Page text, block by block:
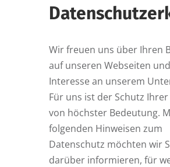
Wir freuen uns über Ihren
auf unseren Webseiten
Interesse an unserem
Für uns ist der Schutz
von höchster Bedeutung.
folgenden Hinweisen zum
Datenschutz möchten wir
darüber informieren, für